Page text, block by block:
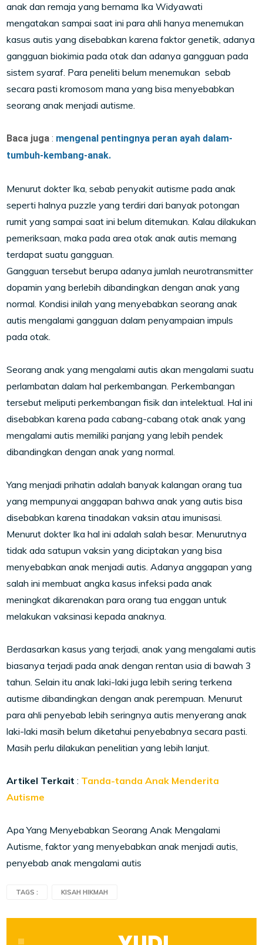
anak dan remaja yang bernama Ika Widyawati
mengatakan sampai saat ini para ahli hanya menemukan
kasus autis yang disebabkan karena faktor genetik, adanya
gangguan biokimia pada otak dan adanya gangguan pada
sistem syaraf. Para peneliti belum menemukan sebab
secara pasti kromosom mana yang bisa menyebabkan
seorang anak menjadi autisme.
Baca juga : mengenal pentingnya peran ayah dalam-
tumbuh-kembang-anak.
Menurut dokter Ika, sebab penyakit autisme pada anak
seperti halnya puzzle yang terdiri dari banyak potongan
rumit yang sampai saat ini belum ditemukan. Kalau dilakukan
pemeriksaan, maka pada area otak anak autis memang
terdapat suatu gangguan.
Gangguan tersebut berupa adanya jumlah neurotransmitter
dopamin yang berlebih dibandingkan dengan anak yang
normal. Kondisi inilah yang menyebabkan seorang anak
autis mengalami gangguan dalam penyampaian impuls
pada otak.
Seorang anak yang mengalami autis akan mengalami suatu
perlambatan dalam hal perkembangan. Perkembangan
tersebut meliputi perkembangan fisik dan intelektual. Hal ini
disebabkan karena pada cabang-cabang otak anak yang
mengalami autis memiliki panjang yang lebih pendek
dibandingkan dengan anak yang normal.
Yang menjadi prihatin adalah banyak kalangan orang tua
yang mempunyai anggapan bahwa anak yang autis bisa
disebabkan karena tinadakan vaksin atau imunisasi.
Menurut dokter Ika hal ini adalah salah besar. Menurutnya
tidak ada satupun vaksin yang diciptakan yang bisa
menyebabkan anak menjadi autis. Adanya anggapan yang
salah ini membuat angka kasus infeksi pada anak
meningkat dikarenakan para orang tua enggan untuk
melakukan vaksinasi kepada anaknya.
Berdasarkan kasus yang terjadi, anak yang mengalami autis
biasanya terjadi pada anak dengan rentan usia di bawah 3
tahun. Selain itu anak laki-laki juga lebih sering terkena
autisme dibandingkan dengan anak perempuan. Menurut
para ahli penyebab lebih seringnya autis menyerang anak
laki-laki masih belum diketahui penyebabnya secara pasti.
Masih perlu dilakukan penelitian yang lebih lanjut.
Artikel Terkait : Tanda-tanda Anak Menderita
Autisme
Apa Yang Menyebabkan Seorang Anak Mengalami
Autisme, faktor yang menyebabkan anak menjadi autis,
penyebab anak mengalami autis
TAGS : KISAH HIKMAH